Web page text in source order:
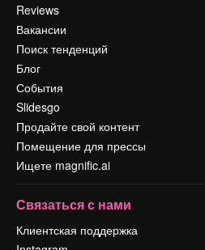
Reviews
Вакансии
Поиск тенденций
Блог
События
Slidesgo
Продайте свой контент
Помещение для прессы
Ищете magnific.ai
Связаться с нами
Клиентская поддержка